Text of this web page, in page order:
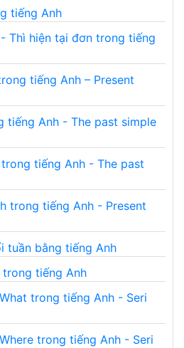
tiếng Anh
Thì hiện tại đơn trong tiếng
tiếng Anh – Present
tiếng Anh - The past simple
tiếng Anh - The past
trong tiếng Anh - Present
tuần bằng tiếng Anh
tiếng Anh
trong tiếng Anh - Seri
trong tiếng Anh - Seri